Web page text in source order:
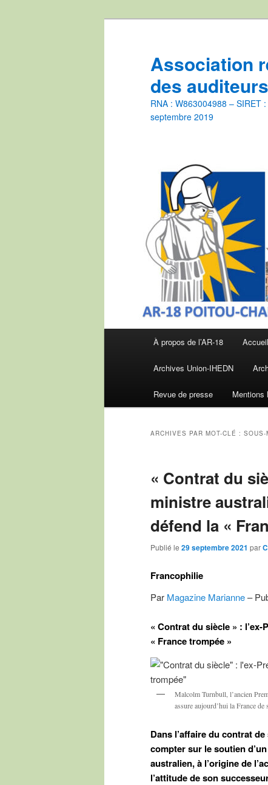
Association
des
RNA : W863004988 – SIRET
septembre 2019
À propos de l’AR-18
Archives Union-IHEDN
Revue de presse Mentions
ARCHIVES PAR MOT-CLÉ : SOUS-
« Contrat du
ministre
défend la «
Publié le 29 septembre 2021 par
Francophilie
Par Magazine Marianne–
« Contrat du siècle » :
« France trompée »
Malcolm Turnbull, l’ancien
assure aujourd’hui la France
Dans l’affaire du contrat
compter sur le soutien
australien, à l’origine de
l’attitude de son